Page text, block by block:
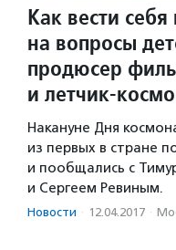
Как вести
на вопросы
продюсер
и летчик-
Накануне Дня
из первых в стране
и пообщались с
и Сергеем Ревиным.
Новости · 12.04.2017 ·